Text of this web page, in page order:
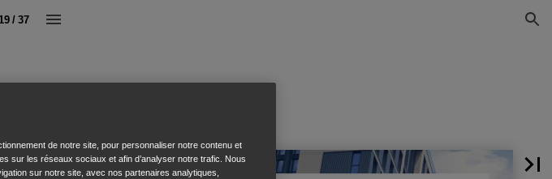
/ 37
de notre site, pour personnaliser notre contenu et
sur les réseaux sociaux et afin d’analyser notre trafic. Nous
sur notre site, avec nos partenaires analytiques,